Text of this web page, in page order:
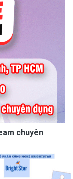
chuyên